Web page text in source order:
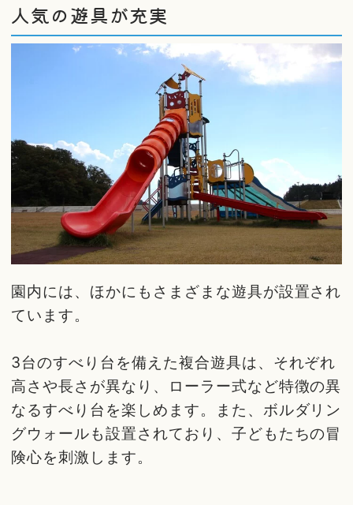
人気の遊具が充実
園内には、ほかにもさまざまな遊具が設置され
ています。
3台のすべり台を備えた複合遊具は、それぞれ
高さや長さが異なり、ローラー式など特徴の異
なるすべり台を楽しめます。また、ボルダリン
グウォールも設置されており、子どもたちの冒
険心を刺激します。